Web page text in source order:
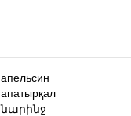
апельсин
апатырқал
նարինջ